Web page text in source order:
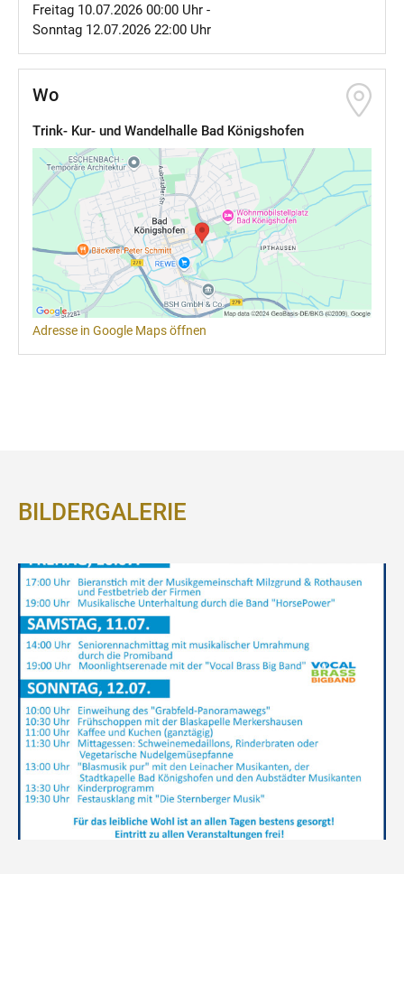
Freitag 10.07.2026 00:00 Uhr -
Sonntag 12.07.2026 22:00 Uhr
Wo
Trink- Kur- und Wandelhalle Bad Königshofen
Adresse in Google Maps öffnen
BILDERGALERIE